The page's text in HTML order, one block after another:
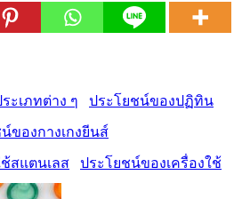
ประโยชน์ของปฏิทิน
ของกางเกงยีนส์
ประโยชน์ของเครื่องใช้